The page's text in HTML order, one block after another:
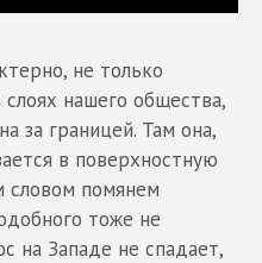
не только
нашего общества,
за границей. Там она,
в поверхностную
помянем
тоже не
на Западе не спадает,